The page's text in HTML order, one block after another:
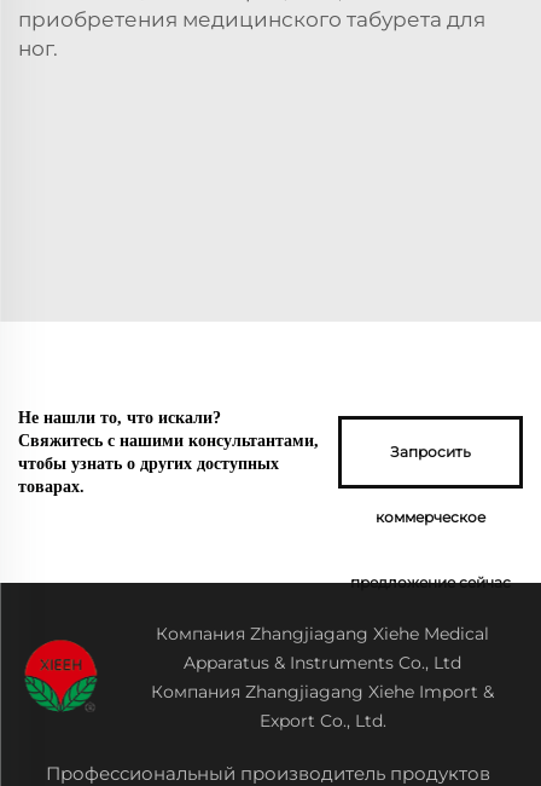
приобретения медицинского табурета для
ног.
Не нашли то, что искали?
Свяжитесь с нашими консультантами,
чтобы узнать о других доступных
товарах.
Запросить
коммерческое
предложение сейчас
Компания Zhangjiagang Xiehe Medical
Apparatus & Instruments Co., Ltd
Компания Zhangjiagang Xiehe Import &
Export Co., Ltd.
Профессиональный производитель продуктов